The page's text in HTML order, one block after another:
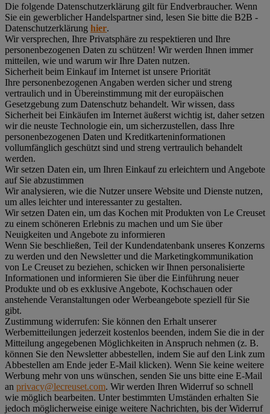
Die folgende Datenschutzerklärung gilt für Endverbraucher. Wenn
Sie ein gewerblicher Handelspartner sind, lesen Sie bitte die B2B -
Datenschutzerklärung hier.
Wir versprechen, Ihre Privatsphäre zu respektieren und Ihre
personenbezogenen Daten zu schützen! Wir werden Ihnen immer
mitteilen, wie und warum wir Ihre Daten nutzen.
Sicherheit beim Einkauf im Internet ist unsere Priorität
Ihre personenbezogenen Angaben werden sicher und streng
vertraulich und in Übereinstimmung mit der europäischen
Gesetzgebung zum Datenschutz behandelt. Wir wissen, dass
Sicherheit bei Einkäufen im Internet äußerst wichtig ist, daher setzen
wir die neuste Technologie ein, um sicherzustellen, dass Ihre
personenbezogenen Daten und Kreditkarteninformationen
vollumfänglich geschützt sind und streng vertraulich behandelt
werden.
Wir setzen Daten ein, um Ihren Einkauf zu erleichtern und Angebote
auf Sie abzustimmen
Wir analysieren, wie die Nutzer unsere Website und Dienste nutzen,
um alles leichter und interessanter zu gestalten.
Wir setzen Daten ein, um das Kochen mit Produkten von Le Creuset
zu einem schöneren Erlebnis zu machen und um Sie über
Neuigkeiten und Angebote zu informieren
Wenn Sie beschließen, Teil der Kundendatenbank unseres Konzerns
zu werden und den Newsletter und die Marketingkommunikation
von Le Creuset zu beziehen, schicken wir Ihnen personalisierte
Informationen und informieren Sie über die Einführung neuer
Produkte und ob es exklusive Angebote, Kochschauen oder
anstehende Veranstaltungen oder Werbeangebote speziell für Sie
gibt.
Zustimmung widerrufen: Sie können den Erhalt unserer
Werbemitteilungen jederzeit kostenlos beenden, indem Sie die in der
Mitteilung angegebenen Möglichkeiten in Anspruch nehmen (z. B.
können Sie den Newsletter abbestellen, indem Sie auf den Link zum
Abbestellen am Ende jeder E-Mail klicken). Wenn Sie keine weitere
Werbung mehr von uns wünschen, senden Sie uns bitte eine E-Mail
an privacy@lecreuset.com. Wir werden Ihren Widerruf so schnell
wie möglich bearbeiten. Unter bestimmten Umständen erhalten Sie
jedoch möglicherweise einige weitere Nachrichten, bis der Widerruf